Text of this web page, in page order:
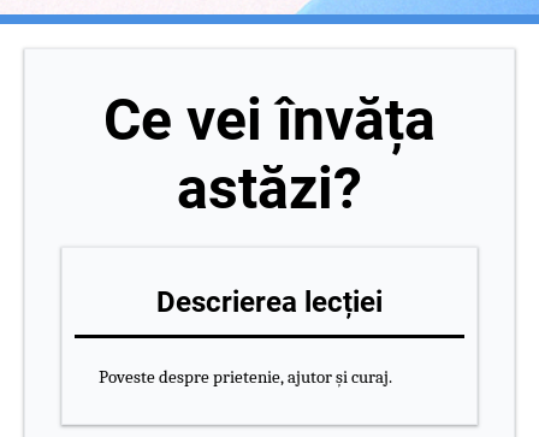
Ce vei învăța
astăzi?
Descrierea lecției
Poveste despre prietenie, ajutor și curaj.